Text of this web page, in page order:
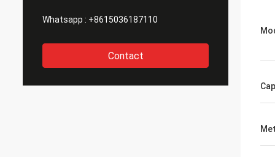
Whatsapp : +8615036187110
Contact